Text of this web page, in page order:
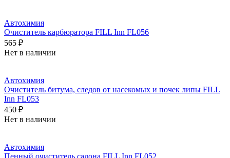
Автохимия
Очиститель карбюратора FILL Inn FL056
565 ₽
Нет в наличии
Автохимия
Очиститель битума, следов от насекомых и почек липы FILL
Inn FL053
450 ₽
Нет в наличии
Автохимия
Пенный очиститель салона FILL Inn FL052